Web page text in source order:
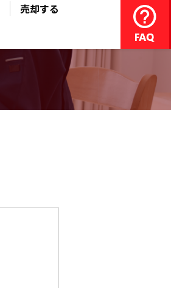
売却する